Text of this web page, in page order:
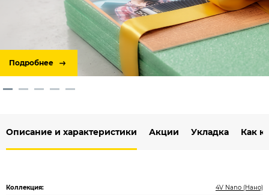
Подробнее
Описание и характеристики Акции Укладка Как
Коллекция:
4V Nano (Нано)